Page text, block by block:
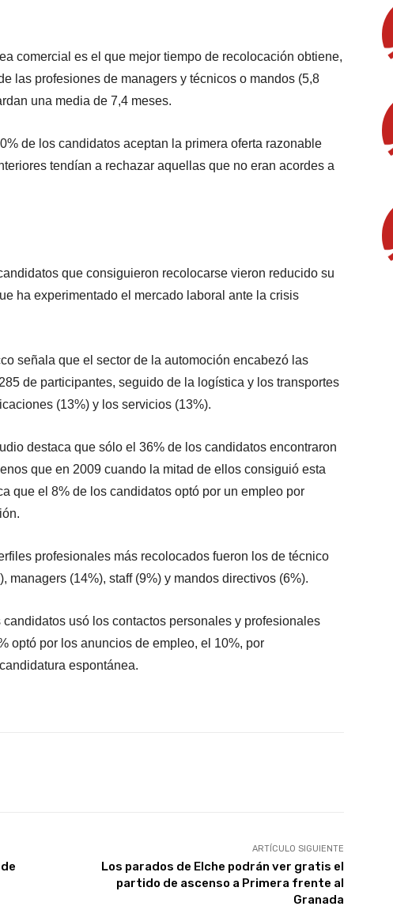
comercial es el que mejor tiempo de recolocación obtiene,
las profesiones de managers y técnicos o mandos (5,8
una media de 7,4 meses.
de los candidatos aceptan la primera oferta razonable
tendían a rechazar aquellas que no eran acordes a
que consiguieron recolocarse vieron reducido su
ha experimentado el mercado laboral ante la crisis
señala que el sector de la automoción encabezó las
de participantes, seguido de la logística y los transportes
(13%) y los servicios (13%).
destaca que sólo el 36% de los candidatos encontraron
que en 2009 cuando la mitad de ellos consiguió esta
que el 8% de los candidatos optó por un empleo por
profesionales más recolocados fueron los de técnico
managers (14%), staff (9%) y mandos directivos (6%).
usó los contactos personales y profesionales
optó por los anuncios de empleo, el 10%, por
espontánea.
ARTÍCULO SIGUIENTE
Los parados de Elche podrán ver gratis el
partido de ascenso a Primera frente al
Granada